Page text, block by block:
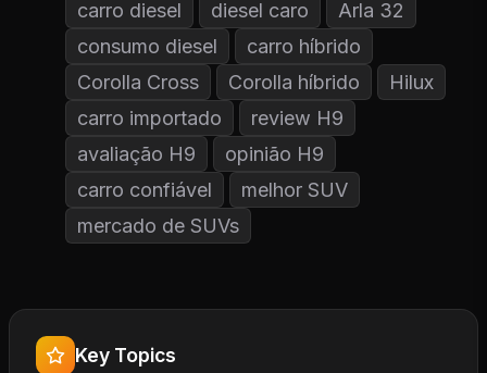
carro diesel
diesel caro
Arla 32
consumo diesel
carro híbrido
Corolla Cross
Corolla híbrido
Hilux
carro importado
review H9
avaliação H9
opinião H9
carro confiável
melhor SUV
mercado de SUVs
Key Topics